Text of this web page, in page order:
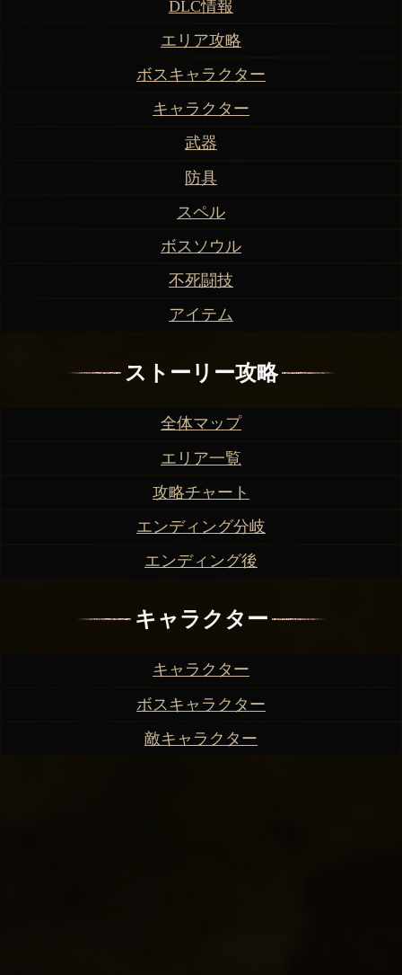
DLC情報
エリア攻略
ボスキャラクター
キャラクター
武器
防具
スペル
ボスソウル
不死闘技
アイテム
ストーリー攻略
全体マップ
エリア一覧
攻略チャート
エンディング分岐
エンディング後
キャラクター
キャラクター
ボスキャラクター
敵キャラクター